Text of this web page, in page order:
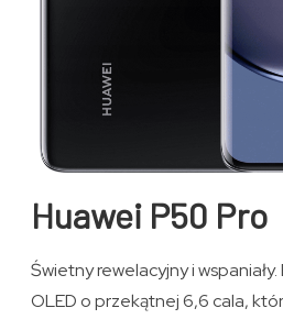
Huawei P50 Pro
Świetny rewelacyjny i
OLED o przekątnej 6,6 cala,